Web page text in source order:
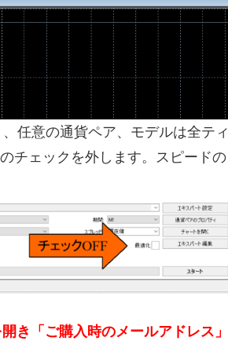
任意の通貨ペア、モデルは全ティ
チェックを外します。スピードの
き「ご購入時のメールアドレス」